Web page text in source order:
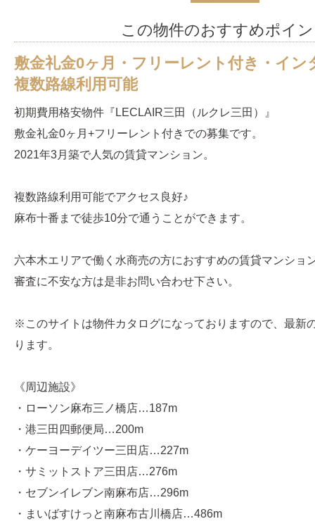
この物件のおすすめポイ
敷金礼金0ヶ月・フリーレント付き・イン
複数路線利用可能
初期費用格安物件『LECLAIR三田（ルクレ三田）』
敷金礼金0ヶ月+フリーレント付きでの募集です。
2021年3月築で人気の賃貸マンション。
複数路線利用可能でアクセス良好♪
麻布十番まで徒歩10分で通うことができます。
六本木エリアで働く水商売の方におすすめの賃貸マンショ
審査に不安な方は是非お問い合わせ下さい。
※このサイトは物件カタログになっておりますので、最新
ります。
《周辺施設》
・ローソン麻布三ノ橋店…187m
・港三田四郵便局…200m
・ケーヨーデイツー三田店…227m
・サミットストア三田店…276m
・セブンイレブン南麻布店…296m
・まいばすけっと南麻布古川橋店…486m